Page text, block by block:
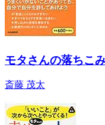
モタさんの落ちこ
斎藤 茂太